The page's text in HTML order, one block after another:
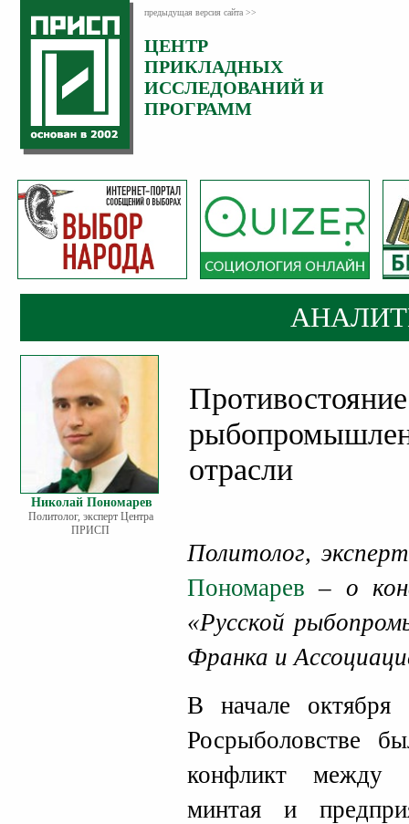
предыдущая версия сайта >>
ЦЕНТР
ПРИКЛАДНЫХ
ИССЛЕДОВАНИЙ И
ПРОГРАММ
Николай Пономарев
Политолог, эксперт Центра
ПРИСП
Противостояние
отрасли
Политолог,
Пономарев – о
«Русской
Франка и
В начале октября
Росрыболовстве
конфликт между
минтая и
Категория:
Аналитика